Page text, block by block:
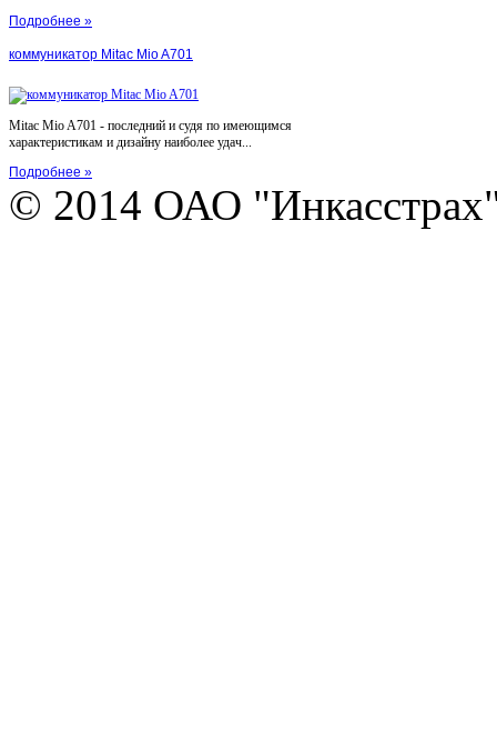
Подробнее »
коммуникатор Mitac Mio A701
Mitac Mio A701 - последний и судя по имеющимся
характеристикам и дизайну наиболее удач...
Подробнее »
© 2014 ОАО